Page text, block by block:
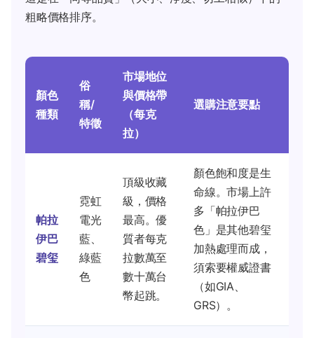
粗略價格排序。
顏色
種類
俗
稱/
特徵
市場地位
與價格帶
（每克
拉）
選購注意要點
帕拉
伊巴
碧玺
霓虹
電光
藍、
綠藍
色
頂級收藏
級，價格
最高。優
質者每克
拉數萬至
數十萬台
幣起跳。
顏色飽和度是生
命線。市場上許
多「帕拉伊巴
色」是其他碧玺
加熱處理而成，
須索要權威證書
（如GIA、
GRS）。